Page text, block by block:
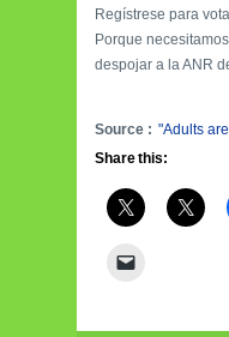
Regístrese para
Porque
despojar a la ANR
Source : "Adults
Share this: